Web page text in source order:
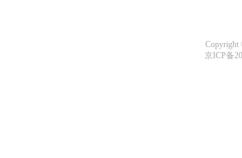
Copyright
京ICP备